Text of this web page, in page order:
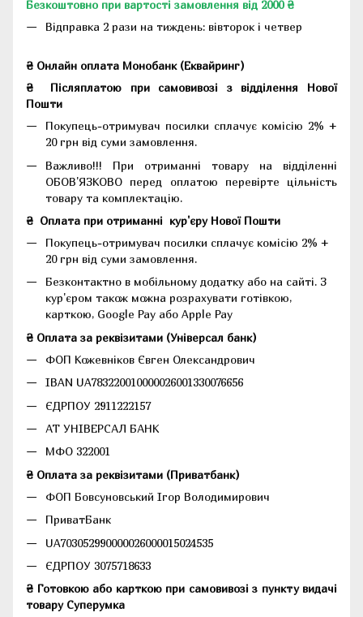
Безкоштовно при вартості замовлення від 2000 ₴
Відправка 2 рази на тиждень: вівторок і четвер
₴ Онлайн оплата Монобанк (Еквайринг)
₴
Післяплатою при самовивозі з відділення Нової
Пошти
Покупець-отримувач посилки сплачує комісію 2% +
20 грн від суми замовлення.
Важливо!!! При отриманні товару на відділенні
ОБОВ'ЯЗКОВО перед оплатою перевірте цільність
товару та комплектацію.
₴ Оплата при отриманні кур'єру Нової Пошти
Покупець-отримувач посилки сплачує комісію 2% +
20 грн від суми замовлення.
Безконтактно в мобільному додатку або на сайті. З
кур'єром також можна розрахувати готівкою,
карткою, Google Pay або Apple Pay
₴ Оплата за реквізитами (Універсал банк)
ФОП Кожевніков Євген Олександрович
IBAN UA783220010000026001330076656
ЄДРПОУ 2911222157
АТ УНІВЕРСАЛ БАНК
МФО 322001
₴ Оплата за реквізитами (Приватбанк)
ФОП Бовсуновський Ігор Володимирович
ПриватБанк
UA703052990000026000015024535
ЄДРПОУ 3075718633
₴ Готовкою або карткою при самовивозі з пункту видачі
товару Суперумка